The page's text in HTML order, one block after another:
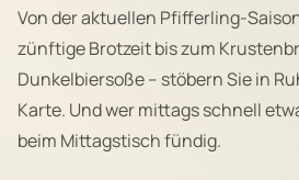
Von der aktuellen Pfifferling-
zünftige Brotzeit bis zum
Dunkelbiersoße – stöbern Sie in
Karte. Und wer mittags schnell
beim Mittagstisch fündig.